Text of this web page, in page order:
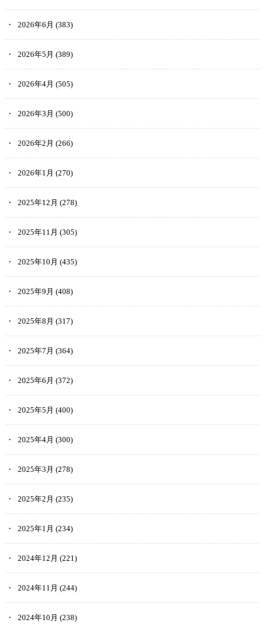
2026年6月 (383)
2026年5月 (389)
2026年4月 (505)
2026年3月 (500)
2026年2月 (266)
2026年1月 (270)
2025年12月 (278)
2025年11月 (305)
2025年10月 (435)
2025年9月 (408)
2025年8月 (317)
2025年7月 (364)
2025年6月 (372)
2025年5月 (400)
2025年4月 (300)
2025年3月 (278)
2025年2月 (235)
2025年1月 (234)
2024年12月 (221)
2024年11月 (244)
2024年10月 (238)